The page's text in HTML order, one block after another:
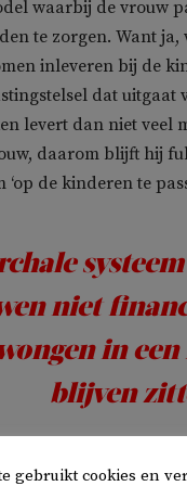
waarbij de vrouw
te zorgen. Want
inleveren bij de
dat
levert dan niet veel
daarom blijft hij
‘op de kinderen te
niet
in
blijven
je inkomen
gebruikt cookies en